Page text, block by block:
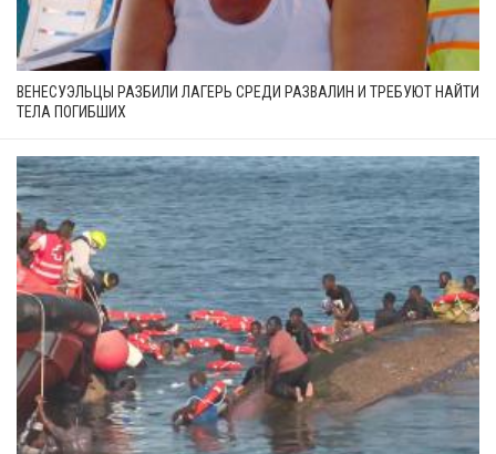
ВЕНЕСУЭЛЬЦЫ РАЗБИЛИ ЛАГЕРЬ СРЕДИ РАЗВАЛИН И ТРЕБУЮТ НАЙТИ
ТЕЛА ПОГИБШИХ